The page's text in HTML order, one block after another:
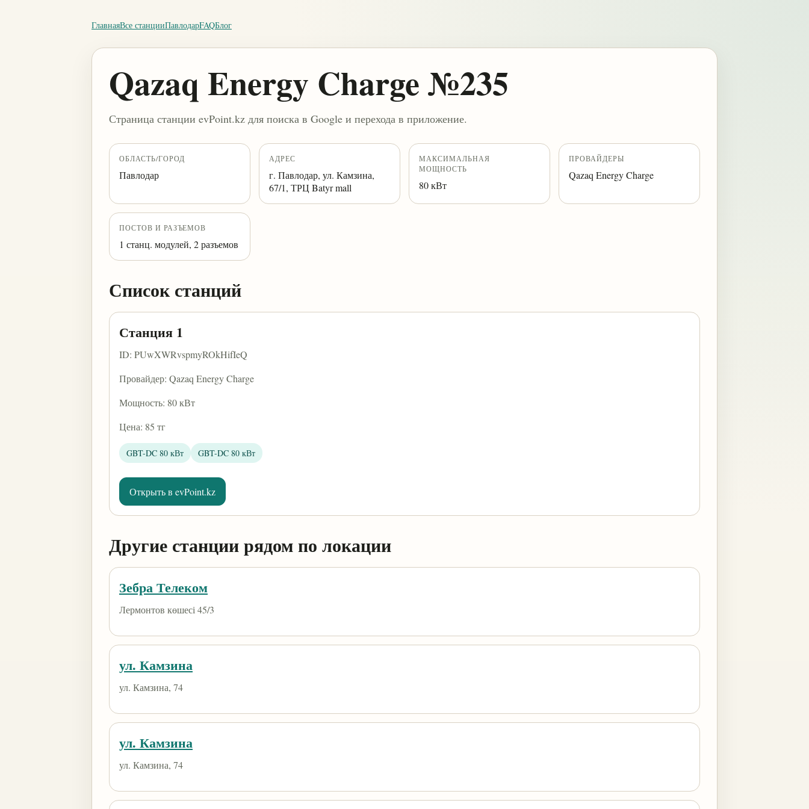
ГлавнаяВсе станцииПавлодарFAQБлог
Qazaq Energy Charge №235
Страница станции evPoint.kz для поиска в Google и перехода в приложение.
ОБЛАСТЬ/ГОРОД
Павлодар
АДРЕС
г. Павлодар, ул. Камзина,
67/1, ТРЦ Batyr mall
МАКСИМАЛЬНАЯ
МОЩНОСТЬ
80 кВт
ПРОВАЙДЕРЫ
Qazaq Energy Charge
ПОСТОВ И РАЗЪЕМОВ
1 станц. модулей, 2 разъемов
Список станций
Станция 1
ID: PUwXWRvspmyROkHifIeQ
Провайдер: Qazaq Energy Charge
Мощность: 80 кВт
Цена: 85 тг
GBT-DC 80 кВт GBT-DC 80 кВт
Открыть в evPoint.kz
Другие станции рядом по локации
Зебра Телеком
Лермонтов көшесі 45/3
ул. Камзина
ул. Камзина, 74
ул. Камзина
ул. Камзина, 74